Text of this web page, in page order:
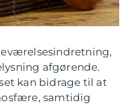
afgørende.
kan bidrage til at
samtidig